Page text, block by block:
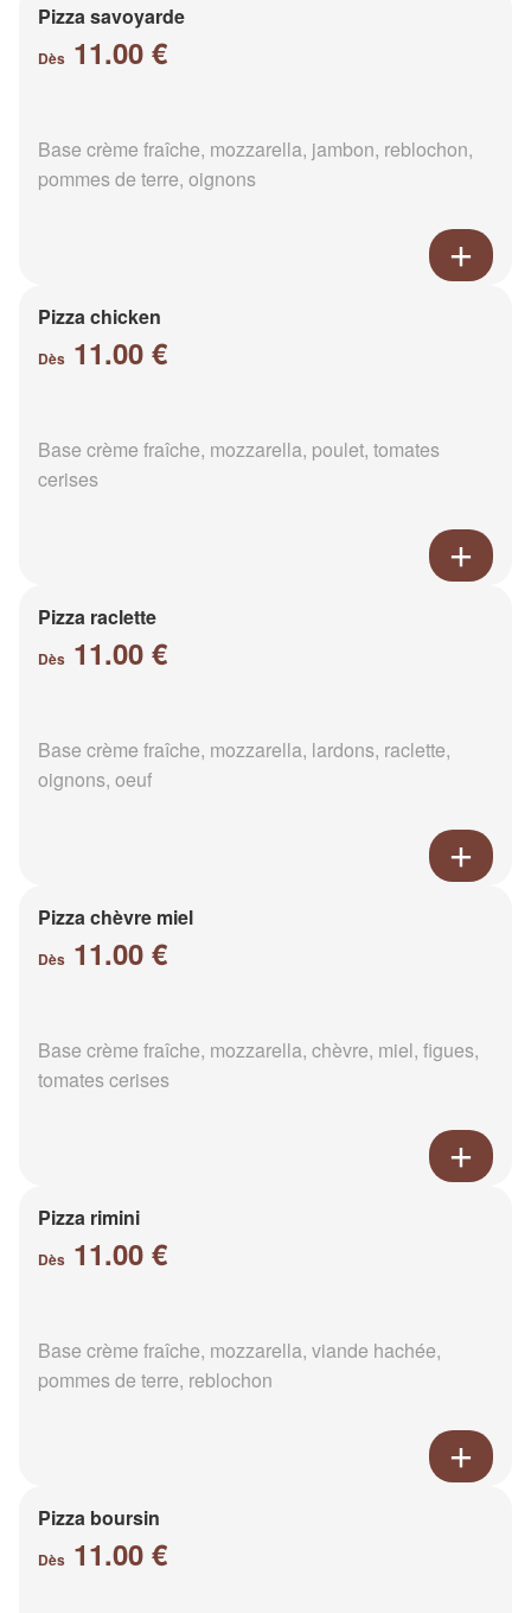
Pizza savoyarde
Dès 11.00 €
Base crème fraîche, mozzarella, jambon, reblochon,
pommes de terre, oignons
Pizza chicken
Dès 11.00 €
Base crème fraîche, mozzarella, poulet, tomates
cerises
Pizza raclette
Dès 11.00 €
Base crème fraîche, mozzarella, lardons, raclette,
oignons, oeuf
Pizza chèvre miel
Dès 11.00 €
Base crème fraîche, mozzarella, chèvre, miel, figues,
tomates cerises
Pizza rimini
Dès 11.00 €
Base crème fraîche, mozzarella, viande hachée,
pommes de terre, reblochon
Pizza boursin
Dès 11.00 €